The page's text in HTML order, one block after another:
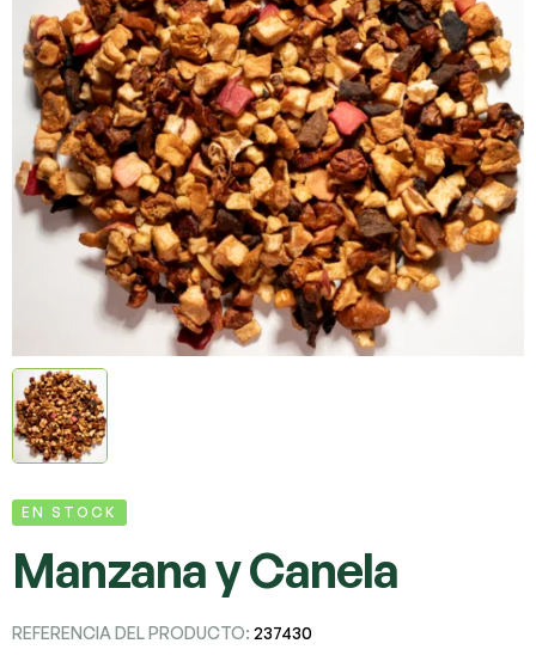
EN STOCK
Manzana y Canela
REFERENCIA DEL PRODUCTO: 237430